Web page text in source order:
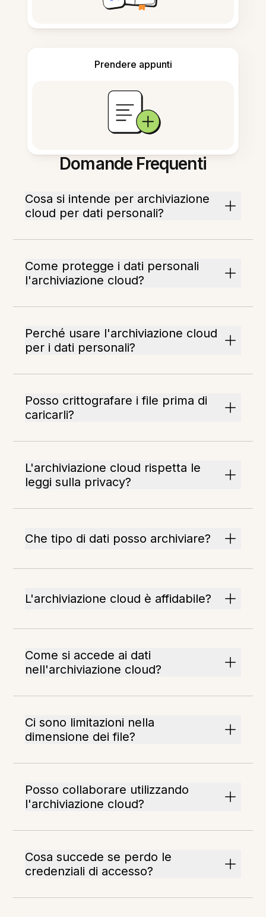
Prendere appunti
Domande Frequenti
Cosa si intende per archiviazione
cloud per dati personali?
Come protegge i dati personali
l'archiviazione cloud?
Perché usare l'archiviazione cloud
per i dati personali?
Posso crittografare i file prima di
caricarli?
L'archiviazione cloud rispetta le
leggi sulla privacy?
Che tipo di dati posso archiviare?
L'archiviazione cloud è affidabile?
Come si accede ai dati
nell'archiviazione cloud?
Ci sono limitazioni nella
dimensione dei file?
Posso collaborare utilizzando
l'archiviazione cloud?
Cosa succede se perdo le
credenziali di accesso?